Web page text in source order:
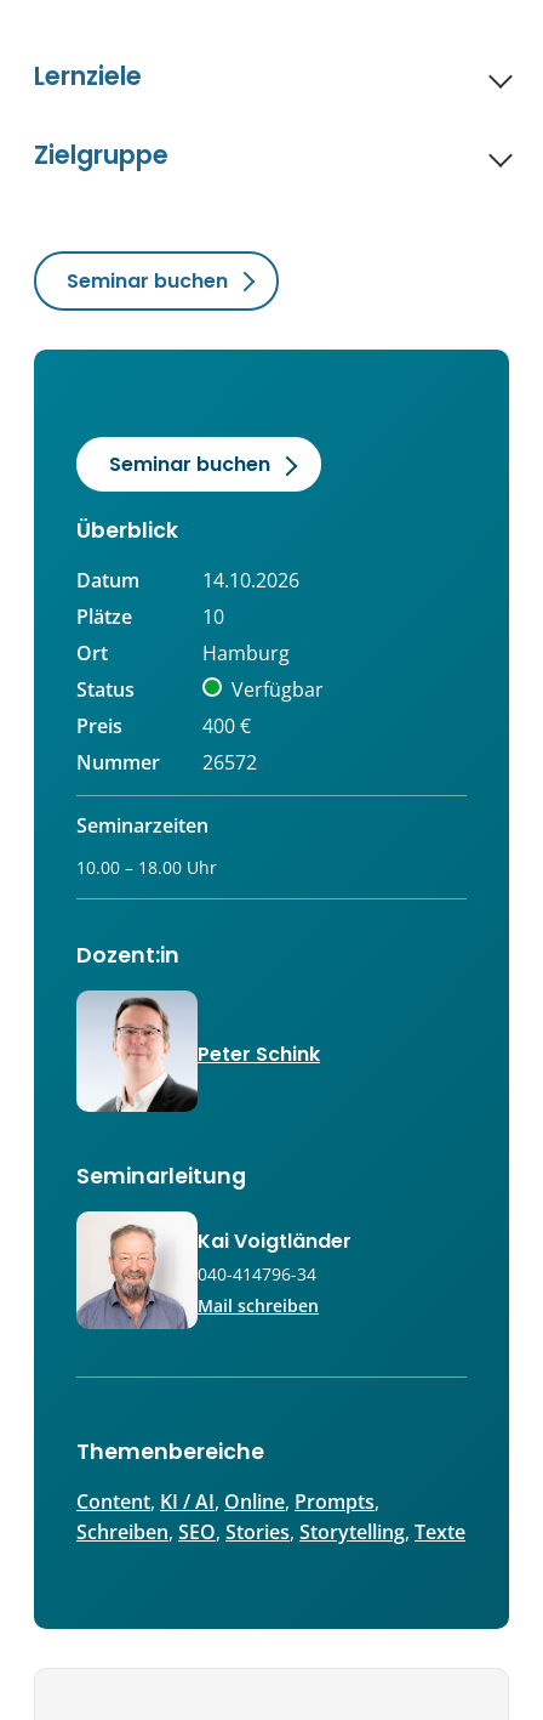
Lernziele
Zielgruppe
Seminar buchen
Seminar buchen
Überblick
Datum
14.10.2026
Plätze
10
Ort
Hamburg
Status
Verfügbar
Preis
400 €
Nummer
26572
Seminarzeiten
10.00 – 18.00 Uhr
Dozent:in
Peter Schink
Seminarleitung
Kai Voigtländer
040-414796-34
Mail schreiben
Themenbereiche
Content, KI / AI, Online, Prompts
Schreiben, SEO, Stories, Storytelling, Texte